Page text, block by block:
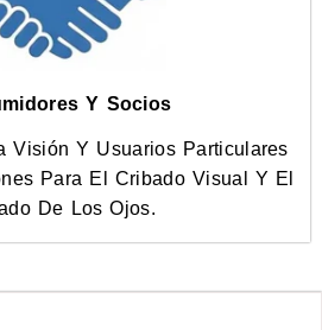
Y Socios
Visión Y Usuarios Particulares
Para El Cribado Visual Y El
De Los Ojos.